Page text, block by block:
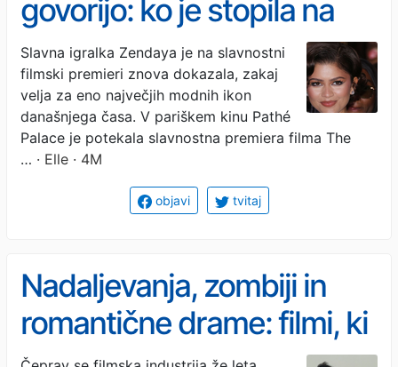
govorijo: ko je stopila na
rdečo preprogo, je svet za
trenutek obstal
Slavna igralka Zendaya je na slavnostni
filmski premieri znova dokazala, zakaj
velja za eno največjih modnih ikon
današnjega časa. V pariškem kinu Pathé
Palace je potekala slavnostna premiera filma The
… · Elle · 4M
objavi tvitaj
Nadaljevanja, zombiji in
romantične drame: filmi, ki